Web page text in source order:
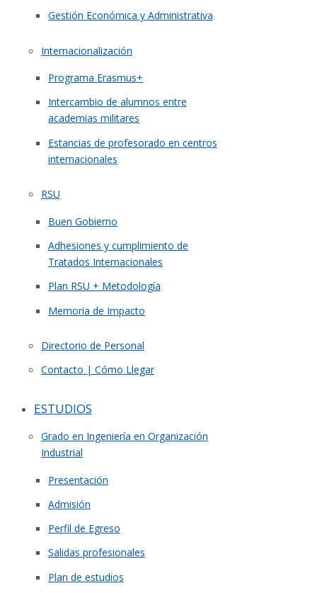
Gestión Económica y Administrativa
Internacionalización
Programa Erasmus+
Intercambio de alumnos entre
academias militares
Estancias de profesorado en centros
internacionales
RSU
Buen Gobierno
Adhesiones y cumplimiento de
Tratados Internacionales
Plan RSU + Metodología
Memoria de Impacto
Directorio de Personal
Contacto | Cómo Llegar
ESTUDIOS
Grado en Ingeniería en Organización
Industrial
Presentación
Admisión
Perfil de Egreso
Salidas profesionales
Plan de estudios